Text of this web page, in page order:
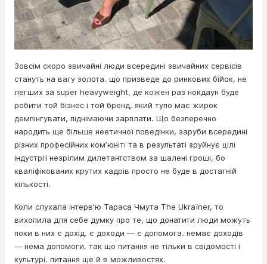
Зовсім скоро звичайні люди всередині звичайних сервісів
стануть на вагу золота. що призведе до ринкових бійок, не
легших за super heavyweight, де кожен раз нокдаун буде
робити той бізнес і той бренд, який тупо має жирок
демпінгувати, піднімаючи зарплати. Що безперечно
народить ще більше неетичної поведінки, заруби всередині
різних професійних комʼюніті та в результаті зруйнує цілі
індустрії незрілим дилетантством за шалені гроші, бо
кваліфікованих крутих кадрів просто не буде в достатній
кількості.
Коли слухала інтервʼю Тараса Чмута The Ukraїner, то
вихопила для себе думку про те, що донатити люди можуть
поки в них є дохід. є доходи — є допомога. немає доходів
— нема допомоги. так що питання не тільки в свідомості і
культурі. питання ще й в можливостях.